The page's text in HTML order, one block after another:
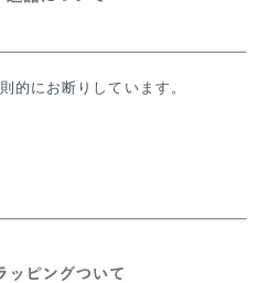
的にお断りしています。